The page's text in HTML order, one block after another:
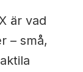
är vad
– små,